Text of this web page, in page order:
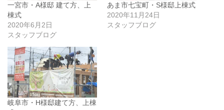
一宮市・A様邸 建て方、上
棟式
2020年6月2日
スタッフブログ
あま市七宝町・S様邸上棟式
2020年11月24日
スタッフブログ
岐阜市・H様邸建て方、上棟